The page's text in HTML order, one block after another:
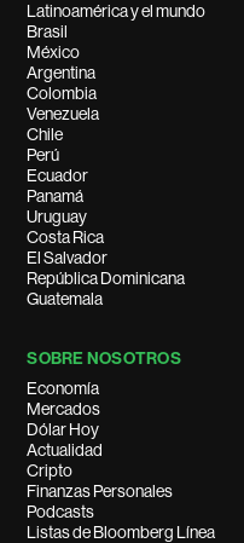
Latinoamérica y el mundo
Brasil
México
Argentina
Colombia
Venezuela
Chile
Perú
Ecuador
Panamá
Uruguay
Costa Rica
El Salvador
República Dominicana
Guatemala
SOBRE NOSOTROS
Economía
Mercados
Dólar Hoy
Actualidad
Cripto
Finanzas Personales
Podcasts
Listas de Bloomberg Línea